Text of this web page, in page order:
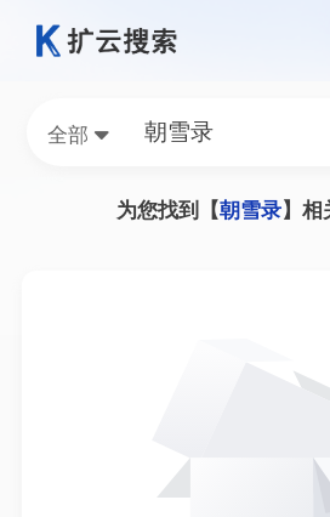
全部
为您找到【朝雪录】相